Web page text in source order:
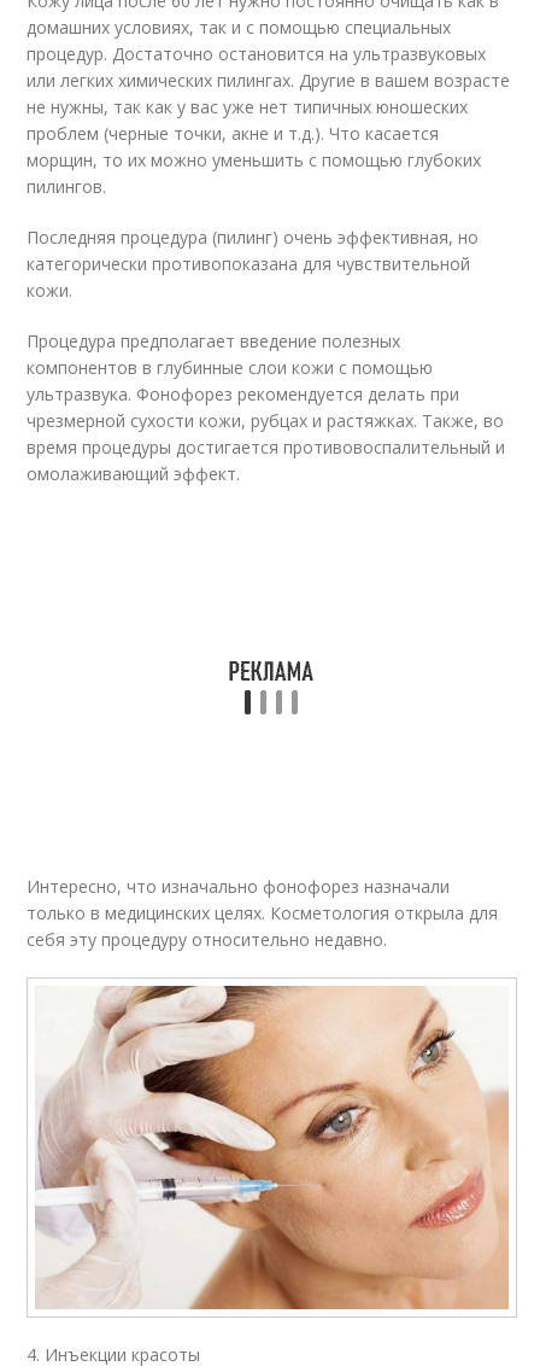
домашних условиях, так и с помощью специальных
процедур. Достаточно остановится на ультразвуковых
или легких химических пилингах. Другие в вашем возрасте
не нужны, так как у вас уже нет типичных юношеских
проблем (черные точки, акне и т.д.). Что касается
морщин, то их можно уменьшить с помощью глубоких
пилингов.
Последняя процедура (пилинг) очень эффективная, но
категорически противопоказана для чувствительной
кожи.
Процедура предполагает введение полезных
компонентов в глубинные слои кожи с помощью
ультразвука. Фонофорез рекомендуется делать при
чрезмерной сухости кожи, рубцах и растяжках. Также, во
время процедуры достигается противовоспалительный и
омолаживающий эффект.
Интересно, что изначально фонофорез назначали
только в медицинских целях. Косметология открыла для
себя эту процедуру относительно недавно.
4. Инъекции красоты